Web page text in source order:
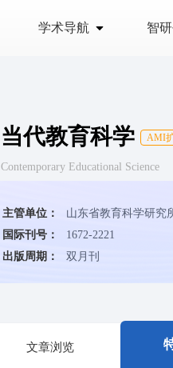
学术导航 智
当代教育科学 AMI
Contemporary Educational Science
主管单位：
山东省教育科学研究
国际刊号：
1672-2221
出版周期：
双月刊
文章浏览